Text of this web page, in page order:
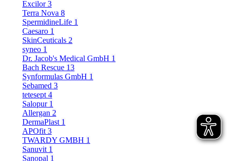
Excilor3
Terra Nova 8
SpermidineLife 1
Caesaro 1
SkinCeuticals 2
syneo 1
Dr. Jacob's Medical GmbH 1
Bach Rescue 13
Synformulas GmbH 1
Sebamed 3
tetesept 4
Salopur 1
Allergan 2
DermaPlast 1
APOfit 3
TWARDY GMBH 1
Sanuvit 1
Sanopal 1